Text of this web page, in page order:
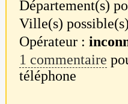
Département(s)
Ville(s)
Opérateur :
1 commentaire
téléphone